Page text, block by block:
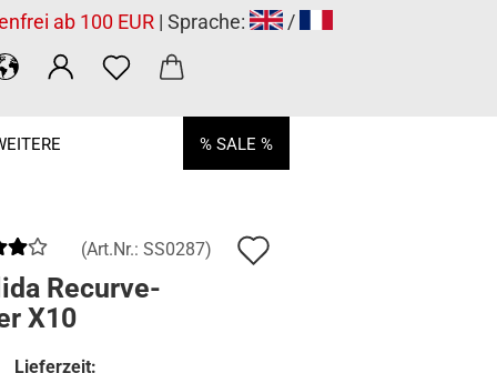
ab 100 EUR | Sprache: /
% SALE %
(Art.Nr.: SS0287)
Recurve-
X10
Lieferzeit: